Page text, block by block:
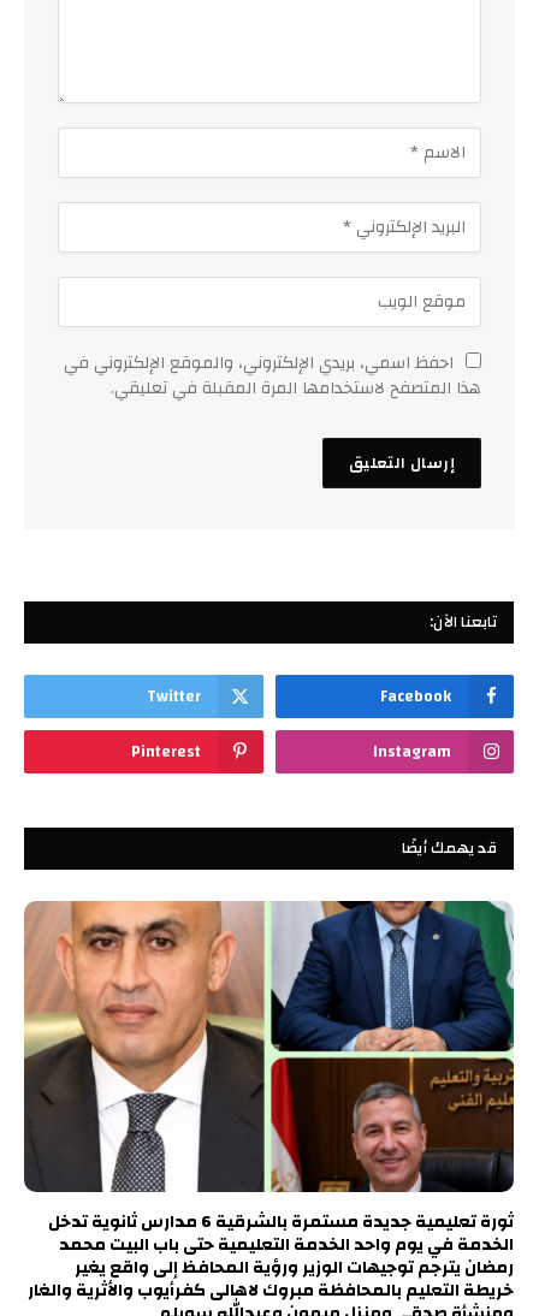
احفظ اسمي، بريدي الإلكتروني، والموقع الإلكتروني في
هذا المتصفح لاستخدامها المرة المقبلة في تعليقي.
تابعنا الآن:
Facebook
Twitter
Instagram
Pinterest
قد يهمك أيضًا
ثورة تعليمية جديدة مستمرة بالشرقية 6 مدارس ثانوية تدخل
الخدمة في يوم واحد الخدمة التعليمية حتى باب البيت محمد
رمضان يترجم توجيهات الوزير ورؤية المحافظ إلى واقع يغير
خريطة التعليم بالمحافظة مبروك لاهالى كفرأيوب والأثرية والغار